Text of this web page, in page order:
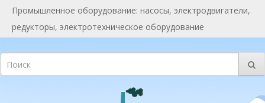
Промышленное оборудование: насосы, электродвигатели,
редукторы, электротехническое оборудование